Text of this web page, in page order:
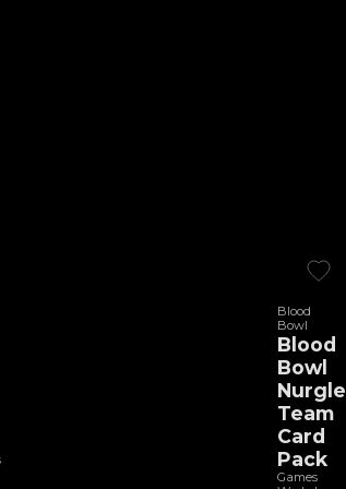
Blood
Bowl
Blood
Bowl
Nurgle
Team
Card
Pack
Games